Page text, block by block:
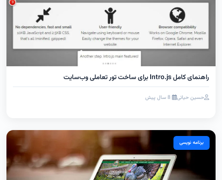
راهنمای کامل Intro.js برای ساخت تور تعاملی وب‌سایت
حسین حیاتی 8 سال پیش
برنامه نویسی